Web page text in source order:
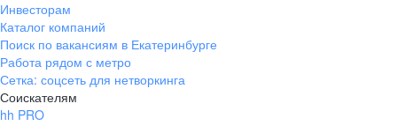
Инвесторам
Каталог компаний
Поиск по вакансиям в Екатеринбурге
Работа рядом с метро
Сетка: соцсеть для нетворкинга
Соискателям
hh PRO